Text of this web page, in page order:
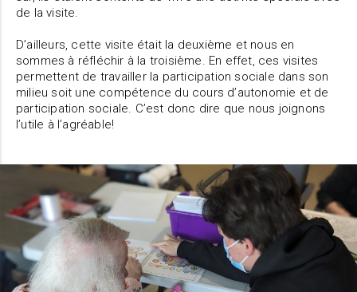
de la visite.
D’ailleurs, cette visite était la deuxième et nous en
sommes à réfléchir à la troisième. En effet, ces visites
permettent de travailler la participation sociale dans son
milieu soit une compétence du cours d’autonomie et de
participation sociale. C’est donc dire que nous joignons
l’utile à l’agréable!